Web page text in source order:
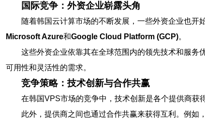
国际竞争：外资企业崭露头角
随着韩国云计算市场的不断发展，一些外资企业也
Microsoft Azure和Google Cloud Platform (GCP)。
这些外资企业依靠其在全球范围内的领先技术和服务
可用性和灵活性的需求。
竞争策略：技术创新与合作共赢
在韩国VPS市场的竞争中，技术创新是各个提供商获
此外，提供商之间也通过合作共赢来获得互利。例